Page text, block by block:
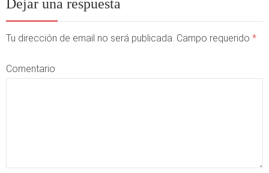
Dejar una respuesta
Tu dirección de email no será publicada. Campo requerido *
Comentario